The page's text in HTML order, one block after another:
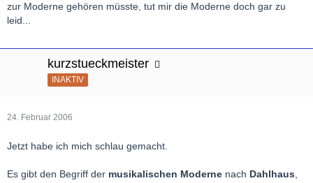
zur Moderne gehören müsste, tut mir die Moderne doch gar zu
leid...
kurzstueckmeister
INAKTIV
24. Februar 2006
Jetzt habe ich mich schlau gemacht.
Es gibt den Begriff der musikalischen Moderne nach Dahlhaus,